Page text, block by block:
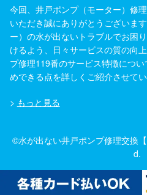
今回、井戸ポンプ（モーター）修
いただき誠にありがとうございま
ー）の水が出ないトラブルでお困
けるよう、日々サービスの質の向
プ修理119番のサービス特徴につ
めできる点を詳しくご紹介させて
> もっと見る
©水が出ない井戸ポンプ修理交換
d.